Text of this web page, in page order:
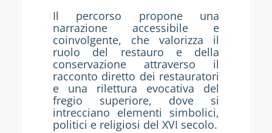
Il percorso propone una
narrazione accessibile e
coinvolgente, che valorizza il
ruolo del restauro e della
conservazione attraverso il
racconto diretto dei restauratori
e una rilettura evocativa del
fregio superiore, dove si
intrecciano elementi simbolici,
politici e religiosi del XVI secolo.